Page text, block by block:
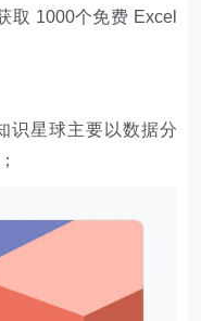
取 1000个免费 Excel
识星球主要以数据分